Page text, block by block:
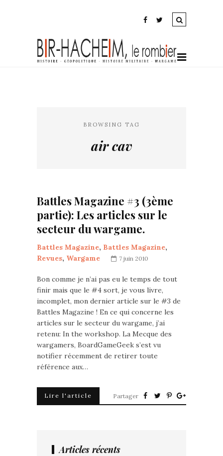
BROWSING TAG
air cav
Battles Magazine #3 (3ème
partie): Les articles sur le
secteur du wargame.
Battles Magazine, Battles Magazine,
Revues, Wargame 7 juin 2010
Bon comme je n’ai pas eu le temps de tout
finir mais que le #4 sort, je vous livre,
incomplet, mon dernier article sur le #3 de
Battles Magazine ! En ce qui concerne les
articles sur le secteur du wargame, j’ai
retenu: In the workshop. La Mecque des
wargamers, BoardGameGeek s’est vu
notifier récemment de retirer toute
référence aux…
Lire l'article Partager
Articles récents